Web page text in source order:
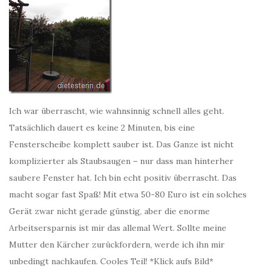
Ich war überrascht, wie wahnsinnig schnell alles geht.
Tatsächlich dauert es keine 2 Minuten, bis eine
Fensterscheibe komplett sauber ist. Das Ganze ist nicht
komplizierter als Staubsaugen – nur dass man hinterher
saubere Fenster hat. Ich bin echt positiv überrascht. Das
macht sogar fast Spaß! Mit etwa 50-80 Euro ist ein solches
Gerät zwar nicht gerade günstig, aber die enorme
Arbeitsersparnis ist mir das allemal Wert. Sollte meine
Mutter den Kärcher zurückfordern, werde ich ihn mir
unbedingt nachkaufen. Cooles Teil! *Klick aufs Bild*